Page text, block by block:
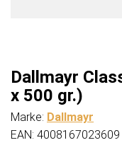
Dallmayr
x 500 gr.)
Marke: Dallmayr
EAN: 4008167023609